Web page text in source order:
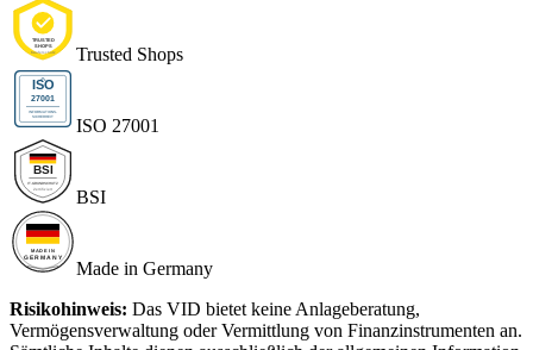
Trusted Shops
ISO 27001
BSI
Made in Germany
Risikohinweis: Das VID bietet keine Anlageberatung,
Vermögensverwaltung oder Vermittlung von Finanzinstrumenten an.